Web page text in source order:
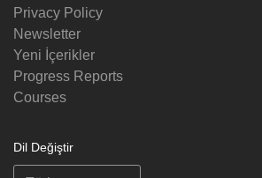
Privacy Policy
Newsletter
Yeni İçerikler
Progress Reports
Courses
Dil Değiştir